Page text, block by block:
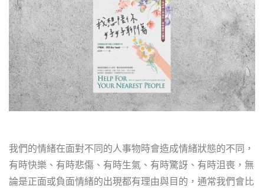
我們的情緒在面對不同的人事物時會造成情緒狀態的不同，
有時快樂、有時悲傷、有時生氣、有時驚訝、有時沮喪，無
論是正面或負面情緒的出現都有理由與目的，通常我們會比